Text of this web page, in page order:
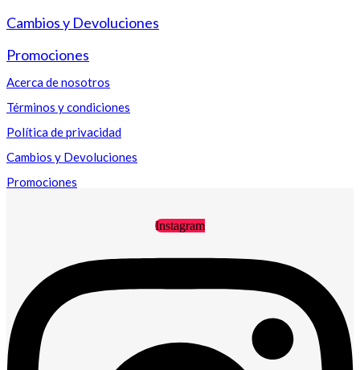
Cambios y Devoluciones
Promociones
Acerca de nosotros
Términos y condiciones
Política de privacidad
Cambios y Devoluciones
Promociones
Instagram